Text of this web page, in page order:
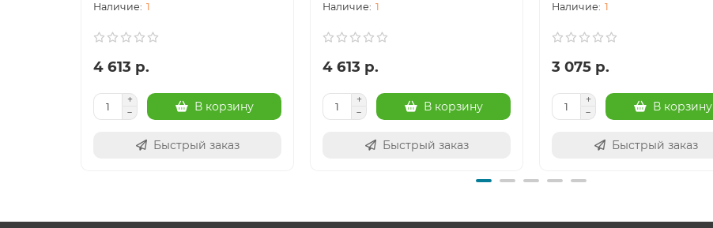
1
4 613 р.
В корзину
Быстрый заказ
1
4 613 р.
В корзину
Быстрый заказ
1
3 075 р.
В корзину
Быстрый заказ